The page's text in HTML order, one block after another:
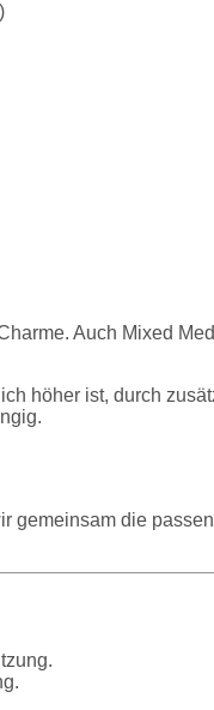
Auch Mixed
höher ist, durch
die